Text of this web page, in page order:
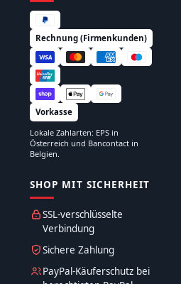
Rechnung (Firmenkunden)
Vorkasse
Lokale Zahlarten: EPS in
Österreich und Bancontact in
Belgien.
SHOP MIT SICHERHEIT
SSL-verschlüsselte
Verbindung
Sichere Zahlung
PayPal-Käuferschutz bei